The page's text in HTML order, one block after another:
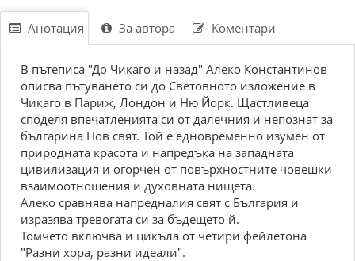
Анотация За автора Коментари
В пътеписа "До Чикаго и назад" Алеко Константинов
описва пътуването си до Световното изложение в
Чикаго в Париж, Лондон и Ню Йорк. Щастливеца
споделя впечатленията си от далечния и непознат за
българина Нов свят. Той е едновременно изумен от
природната красота и напредъка на западната
цивилизация и огорчен от повърхностните човешки
взаимоотношения и духовната нищета.
Алеко сравнява напредналия свят с България и
изразява тревогата си за бъдещето й.
Томчето включва и цикъла от четири фейлетона
"Разни хора, разни идеали".